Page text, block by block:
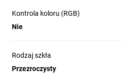
Kontrola koloru (RGB)
Nie
Rodzaj szkła
Przezroczysty